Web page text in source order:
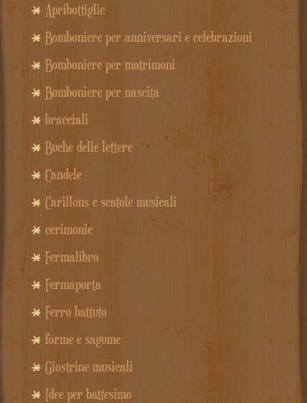
Apribottiglie
Bomboniere per anniversari e celebrazioni
Bomboniere per matrimoni
Bomboniere per nascita
bracciali
Buche delle lettere
Candele
Carillons e scatole musicali
cerimonie
Fermalibro
Fermaporta
Ferro battuto
forme e sagome
Giostrine musicali
Idee per battesimo